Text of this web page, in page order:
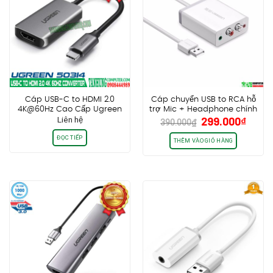
Cáp USB-C to HDMI 2.0
4K@60Hz Cao Cấp Ugreen
50314
Liên hệ
ĐỌC TIẾP
Cáp chuyển USB to RCA hỗ
trợ Mic + Headphone chính
hãng Ugreen 30521
390.000₫ Giá
gốc
là:
390.000₫.
299.000₫Giá
THÊM VÀO GIỎ HÀNG